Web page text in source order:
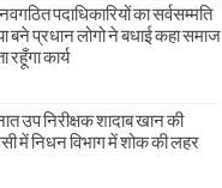
पदाधिकारियों का सर्वसम्मति
बने प्रधान लोगो ने बधाई कहा समाज
कार्य
उप निरीक्षक शादाब खान की
में निधन विभाग में शोक की लहर